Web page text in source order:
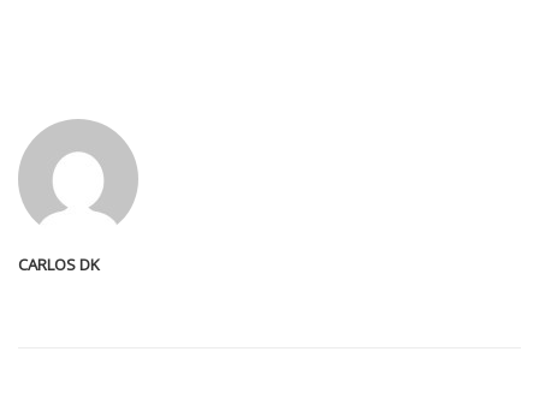
CARLOS DK